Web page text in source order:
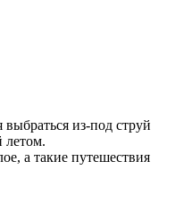
из-под струй
летом.
а такие путешествия